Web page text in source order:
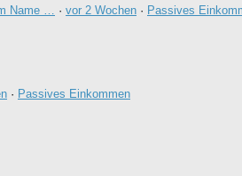
Name … · vor 2 Wochen · Passives
· Passives Einkommen